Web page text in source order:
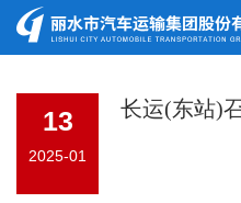
长运(东站)
13
2025-01